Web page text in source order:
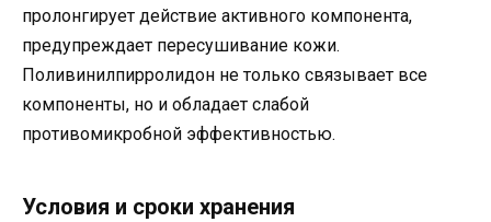
пролонгирует действие активного компонента,
предупреждает пересушивание кожи.
Поливинилпирролидон не только связывает все
компоненты, но и обладает слабой
противомикробной эффективностью.
Условия и сроки хранения